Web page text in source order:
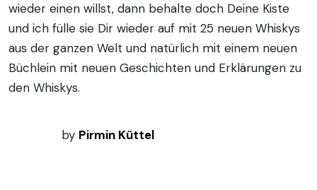
wieder einen willst, dann behalte doch Deine Kiste
und ich fülle sie Dir wieder auf mit 25 neuen Whiskys
aus der ganzen Welt und natürlich mit einem neuen
Büchlein mit neuen Geschichten und Erklärungen zu
den Whiskys.
by Pirmin Küttel